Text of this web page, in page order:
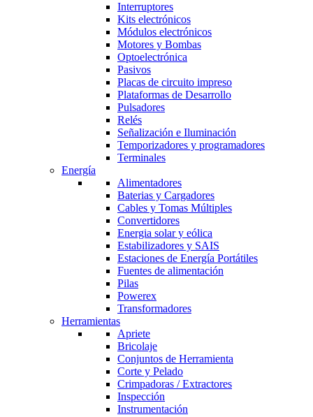
Interruptores
Kits electrónicos
Módulos electrónicos
Motores y Bombas
Optoelectrónica
Pasivos
Placas de circuito impreso
Plataformas de Desarrollo
Pulsadores
Relés
Señalización e Iluminación
Temporizadores y programadores
Terminales
Energía
Alimentadores
Baterias y Cargadores
Cables y Tomas Múltiples
Convertidores
Energia solar y eólica
Estabilizadores y SAIS
Estaciones de Energía Portátiles
Fuentes de alimentación
Pilas
Powerex
Transformadores
Herramientas
Apriete
Bricolaje
Conjuntos de Herramienta
Corte y Pelado
Crimpadoras / Extractores
Inspección
Instrumentación